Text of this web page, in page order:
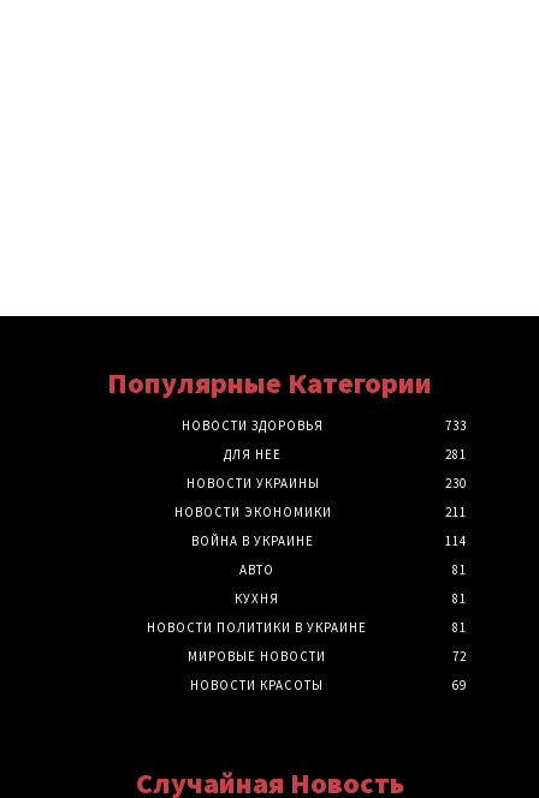
Популярные Категории
НОВОСТИ ЗДОРОВЬЯ
733
ДЛЯ НЕЕ
281
НОВОСТИ УКРАИНЫ
230
НОВОСТИ ЭКОНОМИКИ
211
ВОЙНА В УКРАИНЕ
114
АВТО
81
КУХНЯ
81
НОВОСТИ ПОЛИТИКИ В УКРАИНЕ
81
МИРОВЫЕ НОВОСТИ
72
НОВОСТИ КРАСОТЫ
69
Случайная Новость